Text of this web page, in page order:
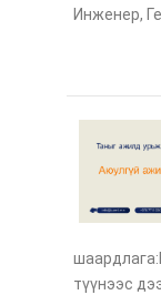
Инженер,
түүнээс